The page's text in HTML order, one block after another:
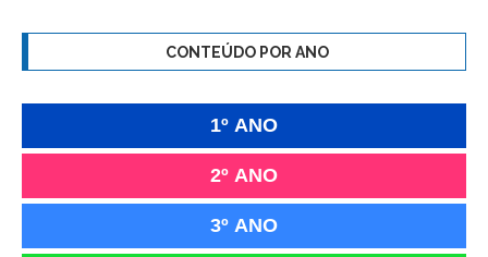
CONTEÚDO POR ANO
1º ANO
2º ANO
3º ANO